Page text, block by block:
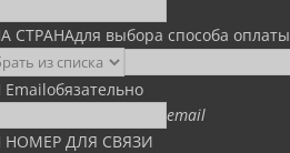
СТРАНАдля выбора способа оплаты
обязательно
email
ДЛЯ СВЯЗИ